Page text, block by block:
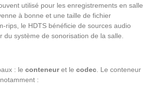
utilisé pour les enregistrements en salle
à bonne et une taille de fichier
rips, le HDTS bénéficie de sources audio
système de sonorisation de la salle.
: le conteneuret le codec . Le conteneur
: